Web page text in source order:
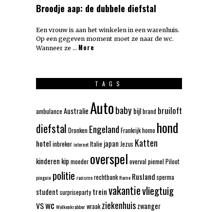
Broodje aap: de dubbele diefstal
Een vrouw is aan het winkelen in een warenhuis.
Op een gegeven moment moet ze naar de wc.
Wanneer ze … More
TAGS
ambulance Australie Autobabybijlbrand bruiloft
diefstal Dronken Engeland Frankrijkhomo hond
hotel inbrekerinternetItalie japan Jezus Katten
kinderen kip moeder overspel overvalpiemelPiloot
pinguin politie racismerechtbankRome Rusland sperma
student surpriseparty treinvakantievliegtuig
VSwc Wolkenkrabberwraak ziekenhuiszwanger